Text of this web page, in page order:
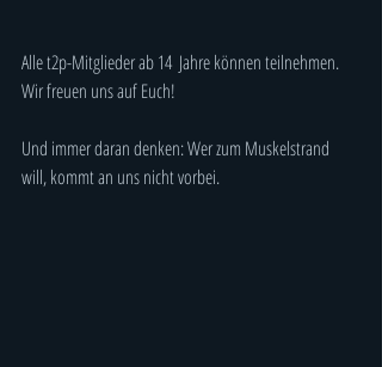
Alle t2p-Mitglieder ab 14  Jahre können teilnehmen.
Wir freuen uns auf Euch!
Und immer daran denken: Wer zum Muskelstrand
will, kommt an uns nicht vorbei.